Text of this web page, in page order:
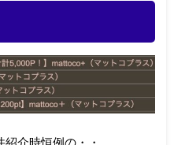
介時恒例の・・。